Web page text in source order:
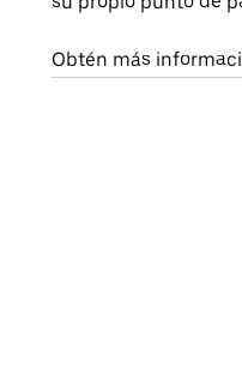
Obtén más